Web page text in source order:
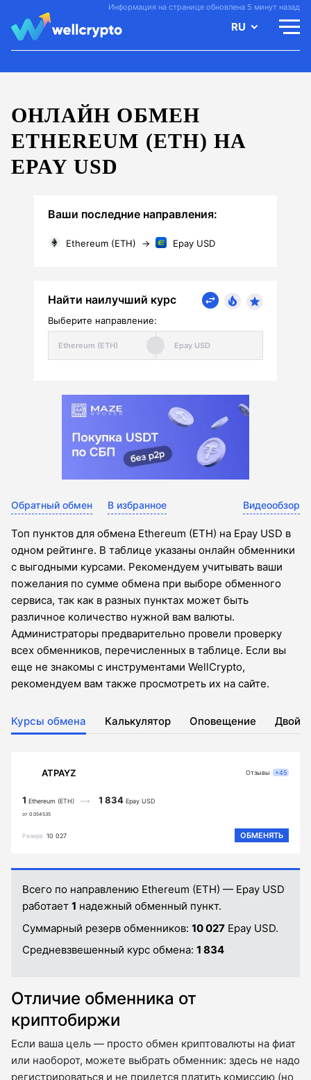
Информация на странице обновлена 5 минут назад
RU
ОНЛАЙН ОБМЕН
ETHEREUM (ETH) НА
EPAY USD
Ваши последние направления:
Ethereum (ETH) → Epay USD
Найти наилучший курс
Выберите направление:
Обратный обмен В избранное Видеообзор
Топ пунктов для обмена Ethereum (ETH) на Epay USD в
одном рейтинге. В таблице указаны онлайн обменники
с выгодными курсами. Рекомендуем учитывать ваши
пожелания по сумме обмена при выборе обменного
сервиса, так как в разных пунктах может быть
различное количество нужной вам валюты.
Администраторы предварительно провели проверку
всех обменников, перечисленных в таблице. Если вы
еще не знакомы с инструментами WellCrypto,
рекомендуем вам также просмотреть их на сайте.
Курсы обмена Калькулятор Оповещение
ATPAYZ
1 Ethereum (ETH)
от 0.054535
1 834 Epay USD
Резерв 10 027 ОБМЕНЯТЬ
Отзывы +45
Всего по направлению Ethereum (ETH) — Epay USD
работает 1 надежный обменный пункт.
Суммарный резерв обменников: 10 027 Epay USD.
Средневзвешенный курс обмена: 1 834
Отличие обменника от
криптобиржи
Если ваша цель — просто обмен криптовалюты на фиат
или наоборот, можете выбрать обменник: здесь не надо
регистрироваться и не придется платить комиссию (но